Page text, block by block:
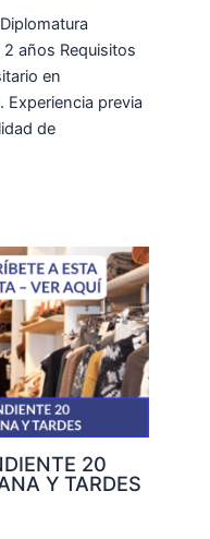
años Requisitos
en
Experiencia previa
de
20
Y TARDES